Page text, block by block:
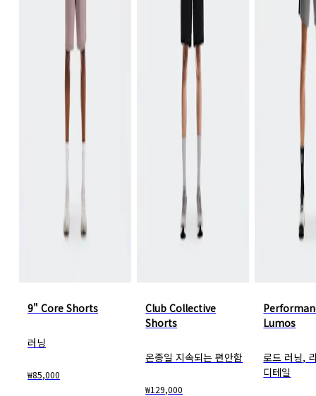
9" Core Shorts
러닝
₩85,000
Club Collective
Shorts
온종일 지속되는 편안함
₩129,000
Lumos
로드 러닝,
디테일